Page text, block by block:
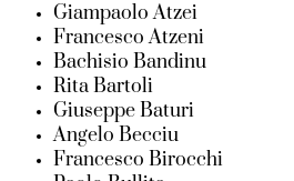
Giampaolo Atzei
Francesco Atzeni
Bachisio Bandinu
Rita Bartoli
Giuseppe Baturi
Angelo Becciu
Francesco Birocchi